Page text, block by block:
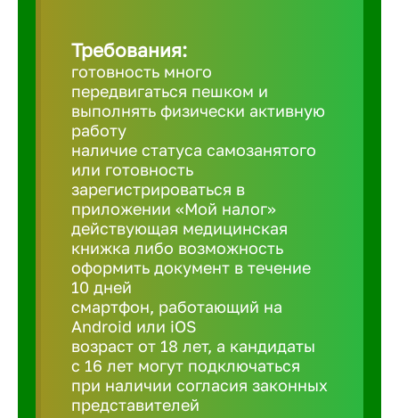
Бийск
Требования:
готовность много
передвигаться пешком и
выполнять физически активную
работу
наличие статуса самозанятого
или готовность
зарегистрироваться в
приложении «Мой налог»
действующая медицинская
книжка либо возможность
оформить документ в течение
10 дней
смартфон, работающий на
Android или iOS
возраст от 18 лет, а кандидаты
с 16 лет могут подключаться
при наличии согласия законных
представителей